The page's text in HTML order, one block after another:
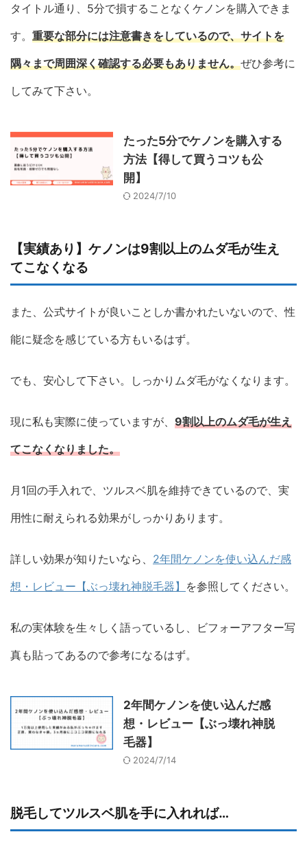
タイトル通り、5分で損することなくケノンを購入できま
す。 重要な部分には注意書きをしているので、サイトを
隅々まで周囲深く確認する必要もありません。ぜひ参考に
してみて下さい。
たった5分でケノンを購入する
方法【得して買うコツも公
開】
2024/7/10
【実績あり】ケノンは9割以上のムダ毛が生え
てこなくなる
また、公式サイトが良いことしか書かれたいないので、性
能に疑念を感じている方もいるはず。
でも、安心して下さい。しっかりムダ毛がなくなります。
現に私も実際に使っていますが、 9割以上のムダ毛が生え
てこなくなりました。
月1回の手入れで、ツルスベ肌を維持できているので、実
用性に耐えられる効果がしっかりあります。
詳しい効果が知りたいなら、 2年間ケノンを使い込んだ感
想・レビュー【ぶっ壊れ神脱毛器】 を参照してください。
私の実体験を生々しく語っているし、ビフォーアフター写
真も貼ってあるので参考になるはず。
2年間ケノンを使い込んだ感
想・レビュー【ぶっ壊れ神脱
毛器】
2024/7/14
脱毛してツルスベ肌を手に入れれば…